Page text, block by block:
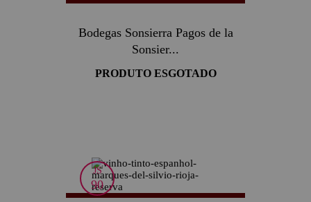
Bodegas Sonsierra Pagos de la
Sonsier...
PRODUTO ESGOTADO
JS
90